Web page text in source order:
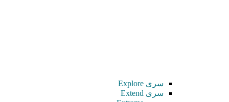
سری Explore
سری Extend